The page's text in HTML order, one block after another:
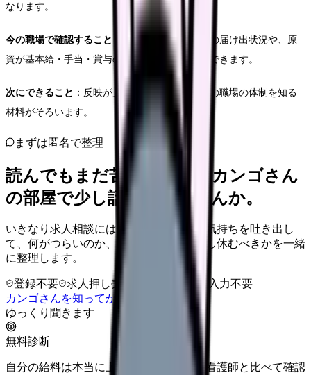
なります。
今の職場で確認すること
：ベースアップ評価料の届け出状況や、原
資が基本給・手当・賞与のどこに出るかを確認できます。
次にできること ：反映が見えない場合に、ほかの職場の体制を知る
材料がそろいます。
まずは匿名で整理
読んでもまだ苦しいなら、カンゴさん
の部屋で少し話してみませんか。
いきなり求人相談には進みません。今の気持ちを吐き出し
て、何がつらいのか、辞めるべきか、少し休むべきかを一緒
に整理します。
登録不要 求人押し売りなし
病院名は入力不要
カンゴさんを知ってから相談する
ゆっくり聞きます
無料診断
自分の給料は本当に上がる？同じ条件の看護師と比べて確認